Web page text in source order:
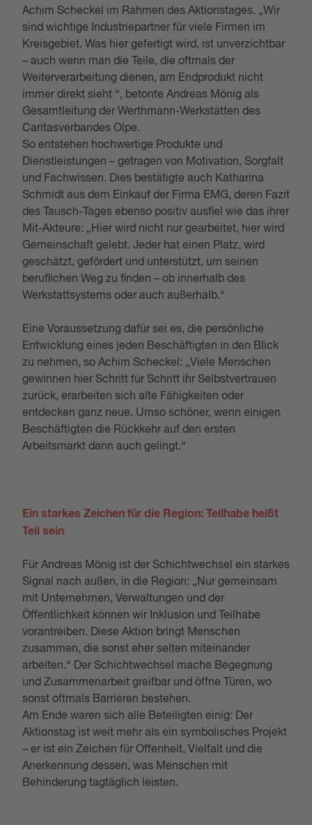
Achim Scheckel im Rahmen des Aktionstages. „Wir
sind wichtige Industriepartner für viele Firmen im
Kreisgebiet. Was hier gefertigt wird, ist unverzichtbar
– auch wenn man die Teile, die oftmals der
Weiterverarbeitung dienen, am Endprodukt nicht
immer direkt sieht “, betonte Andreas Mönig als
Gesamtleitung der Werthmann-Werkstätten des
Caritasverbandes Olpe.
So entstehen hochwertige Produkte und
Dienstleistungen – getragen von Motivation, Sorgfalt
und Fachwissen. Dies bestätigte auch Katharina
Schmidt aus dem Einkauf der Firma EMG, deren Fazit
des Tausch-Tages ebenso positiv ausfiel wie das ihrer
Mit-Akteure: „Hier wird nicht nur gearbeitet, hier wird
Gemeinschaft gelebt. Jeder hat einen Platz, wird
geschätzt, gefördert und unterstützt, um seinen
beruflichen Weg zu finden – ob innerhalb des
Werkstattsystems oder auch außerhalb.“
Eine Voraussetzung dafür sei es, die persönliche
Entwicklung eines jeden Beschäftigten in den Blick
zu nehmen, so Achim Scheckel: „Viele Menschen
gewinnen hier Schritt für Schritt ihr Selbstvertrauen
zurück, erarbeiten sich alte Fähigkeiten oder
entdecken ganz neue. Umso schöner, wenn einigen
Beschäftigten die Rückkehr auf den ersten
Arbeitsmarkt dann auch gelingt.“
Ein starkes Zeichen für die Region: Teilhabe heißt
Teil sein
Für Andreas Mönig ist der Schichtwechsel ein starkes
Signal nach außen, in die Region: „Nur gemeinsam
mit Unternehmen, Verwaltungen und der
Öffentlichkeit können wir Inklusion und Teilhabe
vorantreiben. Diese Aktion bringt Menschen
zusammen, die sonst eher selten miteinander
arbeiten.“ Der Schichtwechsel mache Begegnung
und Zusammenarbeit greifbar und öffne Türen, wo
sonst oftmals Barrieren bestehen.
Am Ende waren sich alle Beteiligten einig: Der
Aktionstag ist weit mehr als ein symbolisches Projekt
– er ist ein Zeichen für Offenheit, Vielfalt und die
Anerkennung dessen, was Menschen mit
Behinderung tagtäglich leisten.